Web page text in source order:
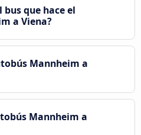
que hace el
a Viena?
Mannheim a
Mannheim a